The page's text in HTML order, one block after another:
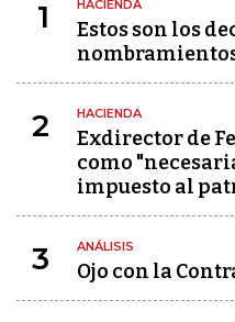
1 HACIENDA
Estos son los
2 HACIENDA
Exdirector de
como
impuesto al
3 ANÁLISIS
Ojo con la